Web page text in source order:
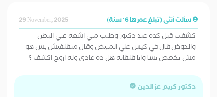
سألت أنثى (تبلغ عمرها 16 سنة) 29 November, 2025
كشفت قبل كده عند دكتور وطلب مني اشعه علي البطن
والحوض قال في كيس علي المبيض وقال متقلقيش بس هو
مش تخصص نسا وانا قلقانه هل ده عادي وله اروح اكشف ؟
دكتور كريم عز الدين